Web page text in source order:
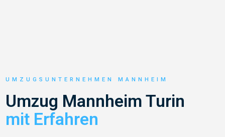
UMZUGSUNTERNEHMEN MANNHEIM
Umzug Mannheim Turin
mit Erfahren